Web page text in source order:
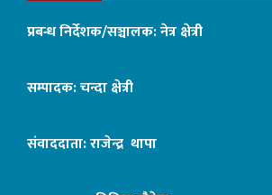
प्रबन्ध निर्देशक/सञ्चालक: नेत्र क्षेत्री
सम्पादक: चन्दा क्षेत्री
संवाददाता: राजेन्द्र थापा